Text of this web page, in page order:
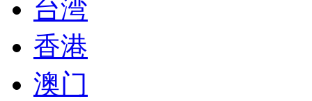
台湾
香港
澳门